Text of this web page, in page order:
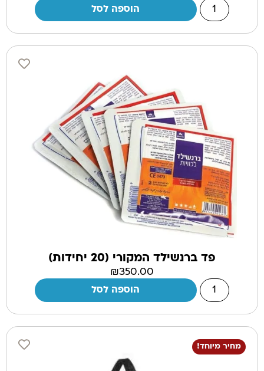
הוספה לסל
פד ברנשילד המקורי (20 יחידות)
₪350.00
הוספה לסל
מחיר מיוחד!